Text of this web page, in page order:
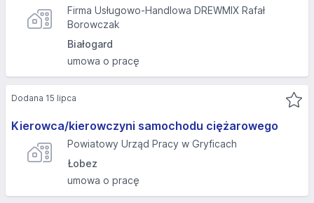
Firma Usługowo-Handlowa DREWMIX Rafał
Borowczak
Białogard
umowa o pracę
Kierowca/kierowczyni samochodu ciężarowego
Powiatowy Urząd Pracy w Gryficach
Łobez
umowa o pracę
Dodana 15 lipca